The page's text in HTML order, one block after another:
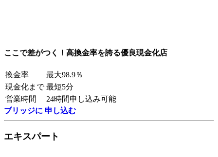
ここで差がつく！高換金率を誇る優良現金化店
換金率
最大98.9％
現金化まで 最短5分
営業時間
24時間申し込み可能
ブリッジに 申し込む
エキスパート